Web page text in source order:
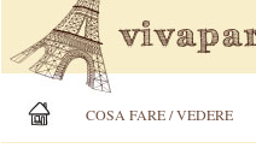
COSA FARE / VEDERE